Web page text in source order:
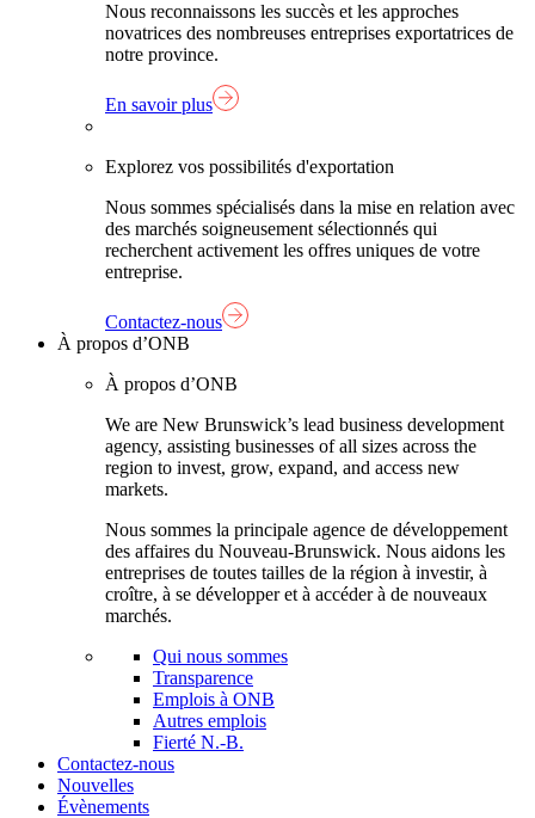
Nous reconnaissons les succès et les approches
novatrices des nombreuses entreprises exportatrices de
notre province.
En savoir plus
Explorez vos possibilités d'exportation
Nous sommes spécialisés dans la mise en relation avec
des marchés soigneusement sélectionnés qui
recherchent activement les offres uniques de votre
entreprise.
Contactez-nous
À propos d’ONB
À propos d’ONB
We are New Brunswick’s lead business development
agency, assisting businesses of all sizes across the
region to invest, grow, expand, and access new
markets.
Nous sommes la principale agence de développement
des affaires du Nouveau-Brunswick. Nous aidons les
entreprises de toutes tailles de la région à investir, à
croître, à se développer et à accéder à de nouveaux
marchés.
Qui nous sommes
Transparence
Emplois à ONB
Autres emplois
Fierté N.-B.
Contactez-nous
Nouvelles
Évènements